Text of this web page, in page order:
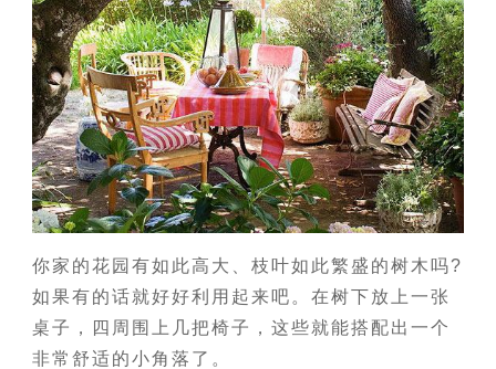
你家的花园有如此高大、枝叶如此繁盛的树木吗?
如果有的话就好好利用起来吧。在树下放上一张
桌子，四周围上几把椅子，这些就能搭配出一个
非常舒适的小角落了。